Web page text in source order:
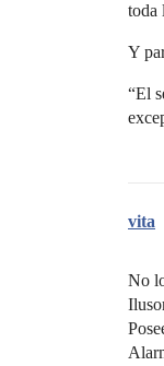
toda
Y
“El
vita
No